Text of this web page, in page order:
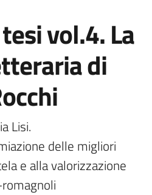
vol.4. La
di
Lisi.
delle migliori
e alla valorizzazione